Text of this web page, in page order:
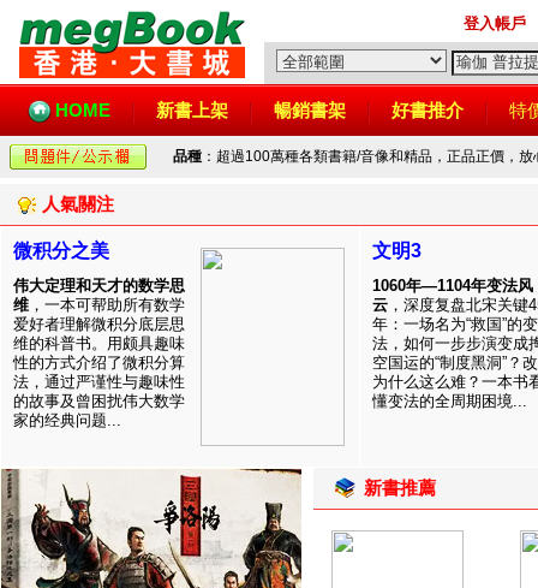
登入帳戶
HOME 新書上架 暢銷書架 好書推介 特
品種 ：超過100萬種各類書籍/音像和精品，正品正價，
人氣關注
微积分之美
伟大定理和天才的数学思
维 ，一本可帮助所有数学
爱好者理解微积分底层思
维的科普书。用颇具趣味
性的方式介绍了微积分算
法，通过严谨性与趣味性
的故事及曾困扰伟大数学
家的经典问题...
文明3
1060年—1104年变法风
云 ，深度复盘北宋关键
年：一场名为“救国”的变
法，如何一步步演变成
空国运的“制度黑洞”？
为什么这么难？一本书
懂变法的全周期困境...
新書推薦